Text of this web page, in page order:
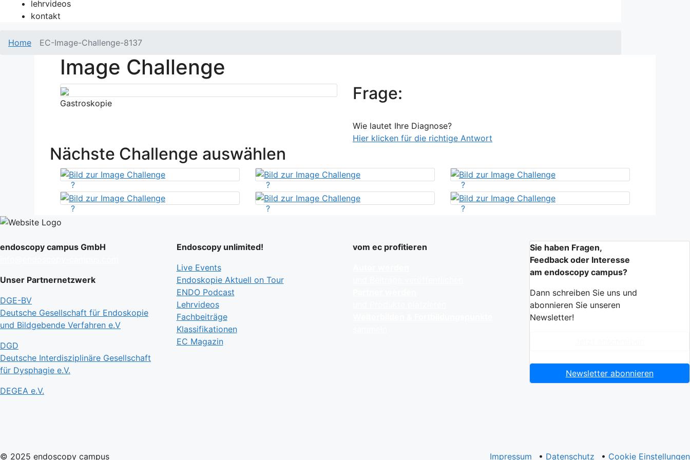
lehrvideos
kontakt
Home EC-Image-Challenge-8137
Image Challenge
Gastroskopie Frage:
Wie lautet Ihre Diagnose?
Hier klicken für die richtige Antwort
Nächste Challenge auswählen
? ? ?
? ? ?
endoscopy campus GmbH
Unser Partnernetzwerk
DGE-BV
Deutsche Gesellschaft für Endoskopie
und Bildgebende Verfahren e.V
DGD
Deutsche Interdisziplinäre Gesellschaft
für Dysphagie e.V.
DEGEA e.V.
Endoscopy unlimited!
Live Events
Endoskopie Aktuell on Tour
ENDO Podcast
Lehrvideos
Fachbeiträge
Klassifikationen
EC Magazin
vom ec profitieren
Sie haben Fragen,
Feedback oder Interesse
am endoscopy campus?
Dann schreiben Sie uns und
abonnieren Sie unseren
Newsletter!
Newsletter abonnieren
© 2025 endoscopy campus Impressum • Datenschutz • Cookie Einstellungen